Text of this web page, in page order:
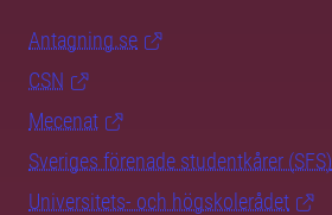
Antagning.se
CSN
Mecenat
Sveriges förenade studentkårer (SFS)
Universitets- och högskolerådet